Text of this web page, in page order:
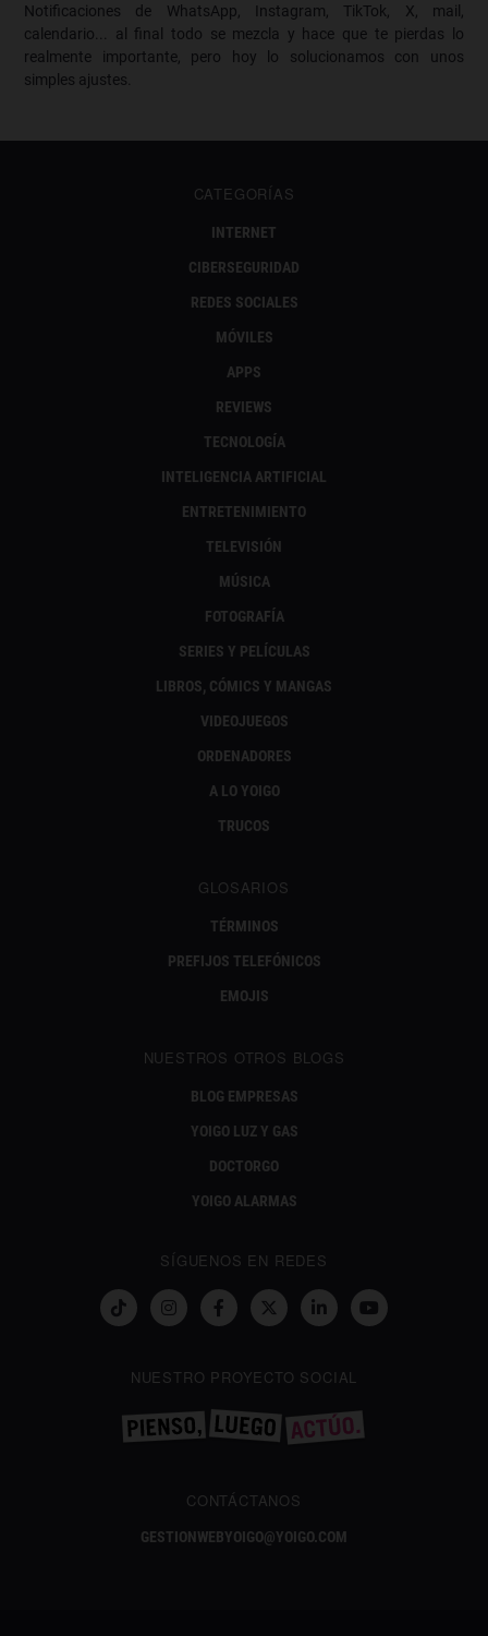
Notificaciones de WhatsApp, Instagram, TikTok, X, mail,
calendario... al final todo se mezcla y hace que te pierdas lo
realmente importante, pero hoy lo solucionamos con unos
simples ajustes.
CATEGORÍAS
INTERNET
CIBERSEGURIDAD
REDES SOCIALES
MÓVILES
APPS
REVIEWS
TECNOLOGÍA
INTELIGENCIA ARTIFICIAL
ENTRETENIMIENTO
TELEVISIÓN
MÚSICA
FOTOGRAFÍA
SERIES Y PELÍCULAS
LIBROS, CÓMICS Y MANGAS
VIDEOJUEGOS
ORDENADORES
A LO YOIGO
TRUCOS
GLOSARIOS
TÉRMINOS
PREFIJOS TELEFÓNICOS
EMOJIS
NUESTROS OTROS BLOGS
BLOG EMPRESAS
YOIGO LUZ Y GAS
DOCTORGO
YOIGO ALARMAS
SÍGUENOS EN REDES
NUESTRO PROYECTO SOCIAL
CONTÁCTANOS
GESTIONWEBYOIGO@YOIGO.COM